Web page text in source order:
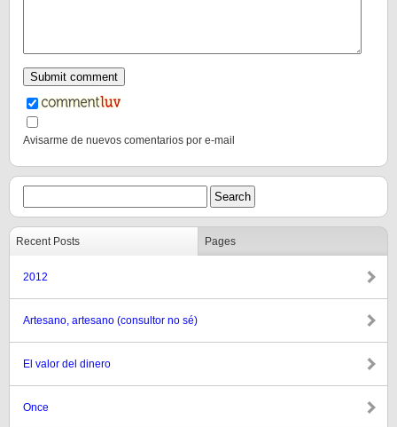
Avisarme de nuevos comentarios por e-mail
Recent Posts Pages
2012
Artesano, artesano (consultor no sé)
El valor del dinero
Once